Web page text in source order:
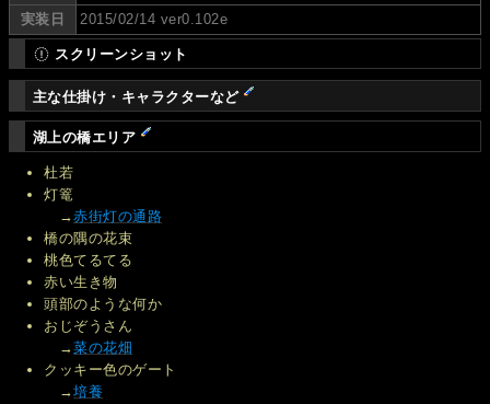
実装日 2015/02/14 ver0.102e
スクリーンショット
主な仕掛け・キャラクターなど
湖上の橋エリア
杜若
灯篭
→赤街灯の通路
橋の隅の花束
桃色てるてる
赤い生き物
頭部のような何か
おじぞうさん
→菜の花畑
クッキー色のゲート
→培養